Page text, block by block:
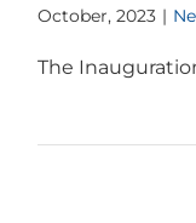
October, 2023 |
The